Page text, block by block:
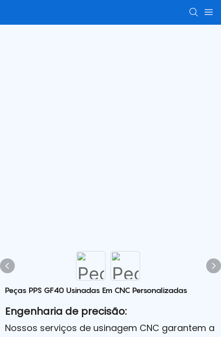
Peças PPS GF40 Usinadas Em CNC Personalizadas
Engenharia de precisão:
Nossos serviços de usinagem CNC garantem a